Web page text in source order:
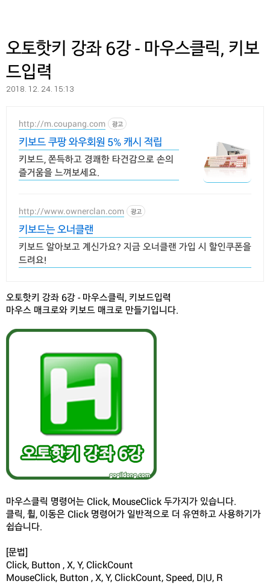
오토핫키 강좌 6강 - 마우스클릭, 키보
드입력
2018. 12. 24. 15:13
http://m.coupang.com 광고
키보드 쿠팡 와우회원 5% 캐시 적립
키보드, 쫀득하고 경쾌한 타건감으로 손의
즐거움을 느껴보세요.
http://www.ownerclan.com 광고
키보드는 오너클랜
키보드 알아보고 계신가요? 지금 오너클랜 가입 시 할인쿠폰을
드려요!
오토핫키 강좌 6강 - 마우스클릭, 키보드입력
마우스 매크로와 키보드 매크로 만들기입니다.
마우스클릭 명령어는 Click, MouseClick 두가지가 있습니다.
클릭, 휠, 이동은 Click 명령어가 일반적으로 더 유연하고 사용하기가
쉽습니다.
[문법]
Click, Button , X, Y, ClickCount
MouseClick, Button , X, Y, ClickCount, Speed, D|U, R